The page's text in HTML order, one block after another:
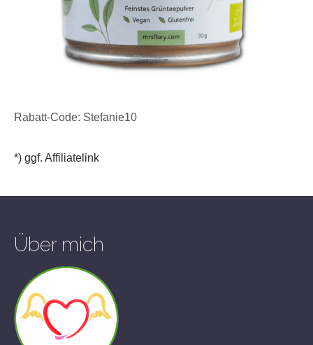
Rabatt-Code: Stefanie10
*) ggf. Affiliatelink
Über mich